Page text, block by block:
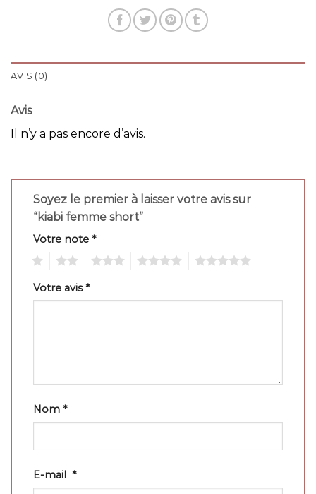
AVIS (0)
Avis
Il n’y a pas encore d’avis.
Soyez le premier à laisser votre avis sur
“kiabi femme short”
Votre note *
Votre avis*
Nom *
E-mail *